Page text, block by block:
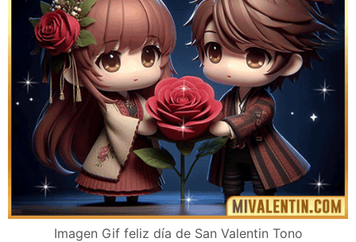
Imagen Gif feliz día de San Valentin Tono